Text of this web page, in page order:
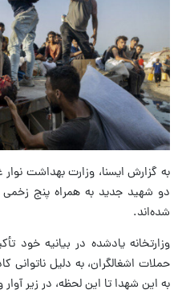
دو شهید جدید به همراه پنج زخمی
شده‌اند.
وزارتخانه یادشده در بیانیه خود
حملات اشغالگران، به دلیل
به این شهدا تا این لحظه، در زیر